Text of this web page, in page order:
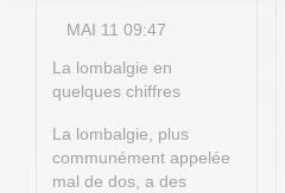
Notre plateforme vous permet
MAI 11 09:47
La lombalgie en
quelques chiffres
La lombalgie, plus
communément appelée
mal de dos, a des